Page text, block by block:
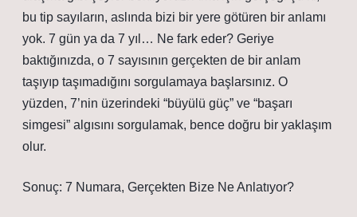
bu tip sayıların, aslında bizi bir yere götüren bir anlamı
yok. 7 gün ya da 7 yıl… Ne fark eder? Geriye
baktığınızda, o 7 sayısının gerçekten de bir anlam
taşıyıp taşımadığını sorgulamaya başlarsınız. O
yüzden, 7’nin üzerindeki “büyülü güç” ve “başarı
simgesi” algısını sorgulamak, bence doğru bir yaklaşım
olur.
Sonuç: 7 Numara, Gerçekten Bize Ne Anlatıyor?